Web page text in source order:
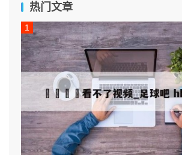
热门文章